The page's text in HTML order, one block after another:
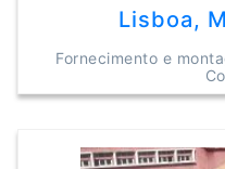
Lisboa,
Fornecimento e